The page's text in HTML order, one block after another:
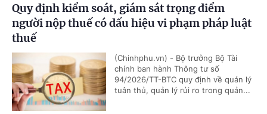
Quy định kiểm soát, giám sát trọng điểm
người nộp thuế có dấu hiệu vi phạm pháp luật
thuế
(Chinhphu.vn) - Bộ trưởng Bộ Tài
chính ban hành Thông tư số
94/2026/TT-BTC quy định về quản lý
tuân thủ, quản lý rủi ro trong quản...